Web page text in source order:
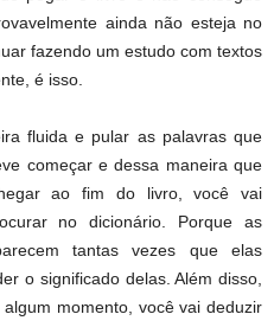
ainda não esteja no
fazendo um estudo com textos
é isso.
fluida e pular as palavras que
começar e dessa maneira que
ao fim do livro, você vai
no dicionário. Porque as
tantas vezes que elas
o significado delas. Além disso,
momento, você vai deduzir